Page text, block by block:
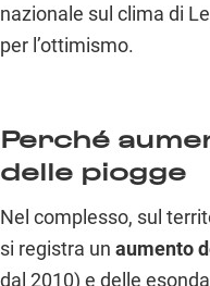
nazionale sul clima di
per l’ottimismo.
Perché
delle piogge
Nel complesso, sul
si registra un aumento
dal 2010) e delle